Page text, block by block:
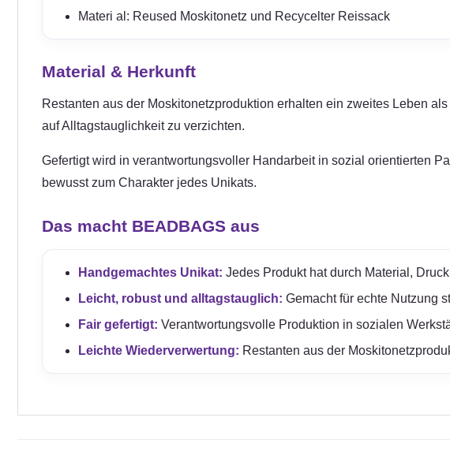
Materi al: Reused Moskitonetz und Recycelter Reissack
Material & Herkunft
Restanten aus der Moskitonetzproduktion erhalten ein zweites Leben
auf Alltagstauglichkeit zu verzichten.
Gefertigt wird in verantwortungsvoller Handarbeit in sozial orientierten
bewusst zum Charakter jedes Unikats.
Das macht BEADBAGS aus
Handgemachtes Unikat: Jedes Produkt hat durch Material,
Leicht, robust und alltagstauglich: Gemacht für echte Nutzung
Fair gefertigt: Verantwortungsvolle Produktion in sozialen
Leichte Wiederverwertung: Restanten aus der